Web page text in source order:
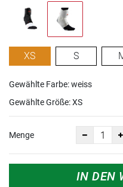
XS S
Gewählte Farbe: weiss
Gewählte Größe:XS
Menge
IN DEN